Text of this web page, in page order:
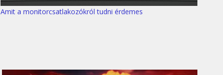
Amit a monitorcsatlakozókról tudni érdemes